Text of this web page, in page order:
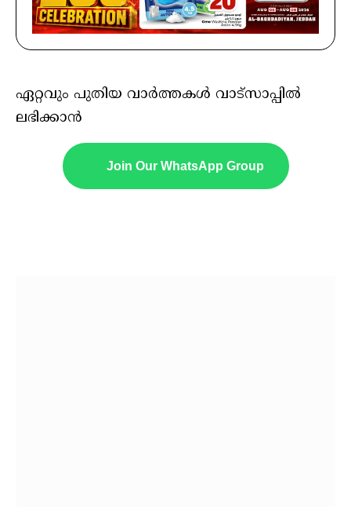
ഏറ്റവും പുതിയ വാർത്തകൾ വാട്സാപ്പിൽ
ലഭിക്കാൻ
Join Our WhatsApp Group